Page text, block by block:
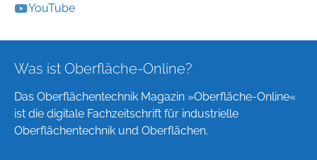
YouTube
Was ist Oberfläche-Online?
Das Oberflächentechnik Magazin »Oberfläche-Online«
ist die digitale Fachzeitschrift für industrielle
Oberflächentechnik und Oberflächen.